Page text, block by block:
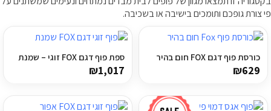
ריהוט למרפסת
עודפים
פי צורת גופכם ותומכים בישיבה או בשכיבה.
כורסת פוף דגם FOX חום בהיר
₪629
ספת פוף דגם FOX זוגי – שמנת
₪1,017